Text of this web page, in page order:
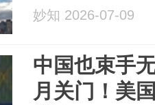
妙知 2026-07-09
中国也束手
月关门！美